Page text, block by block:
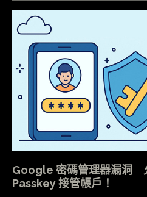
Google 密碼管理器漏洞
Passkey 接管帳戶！